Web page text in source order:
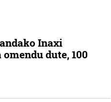
Inaxi
dute, 100